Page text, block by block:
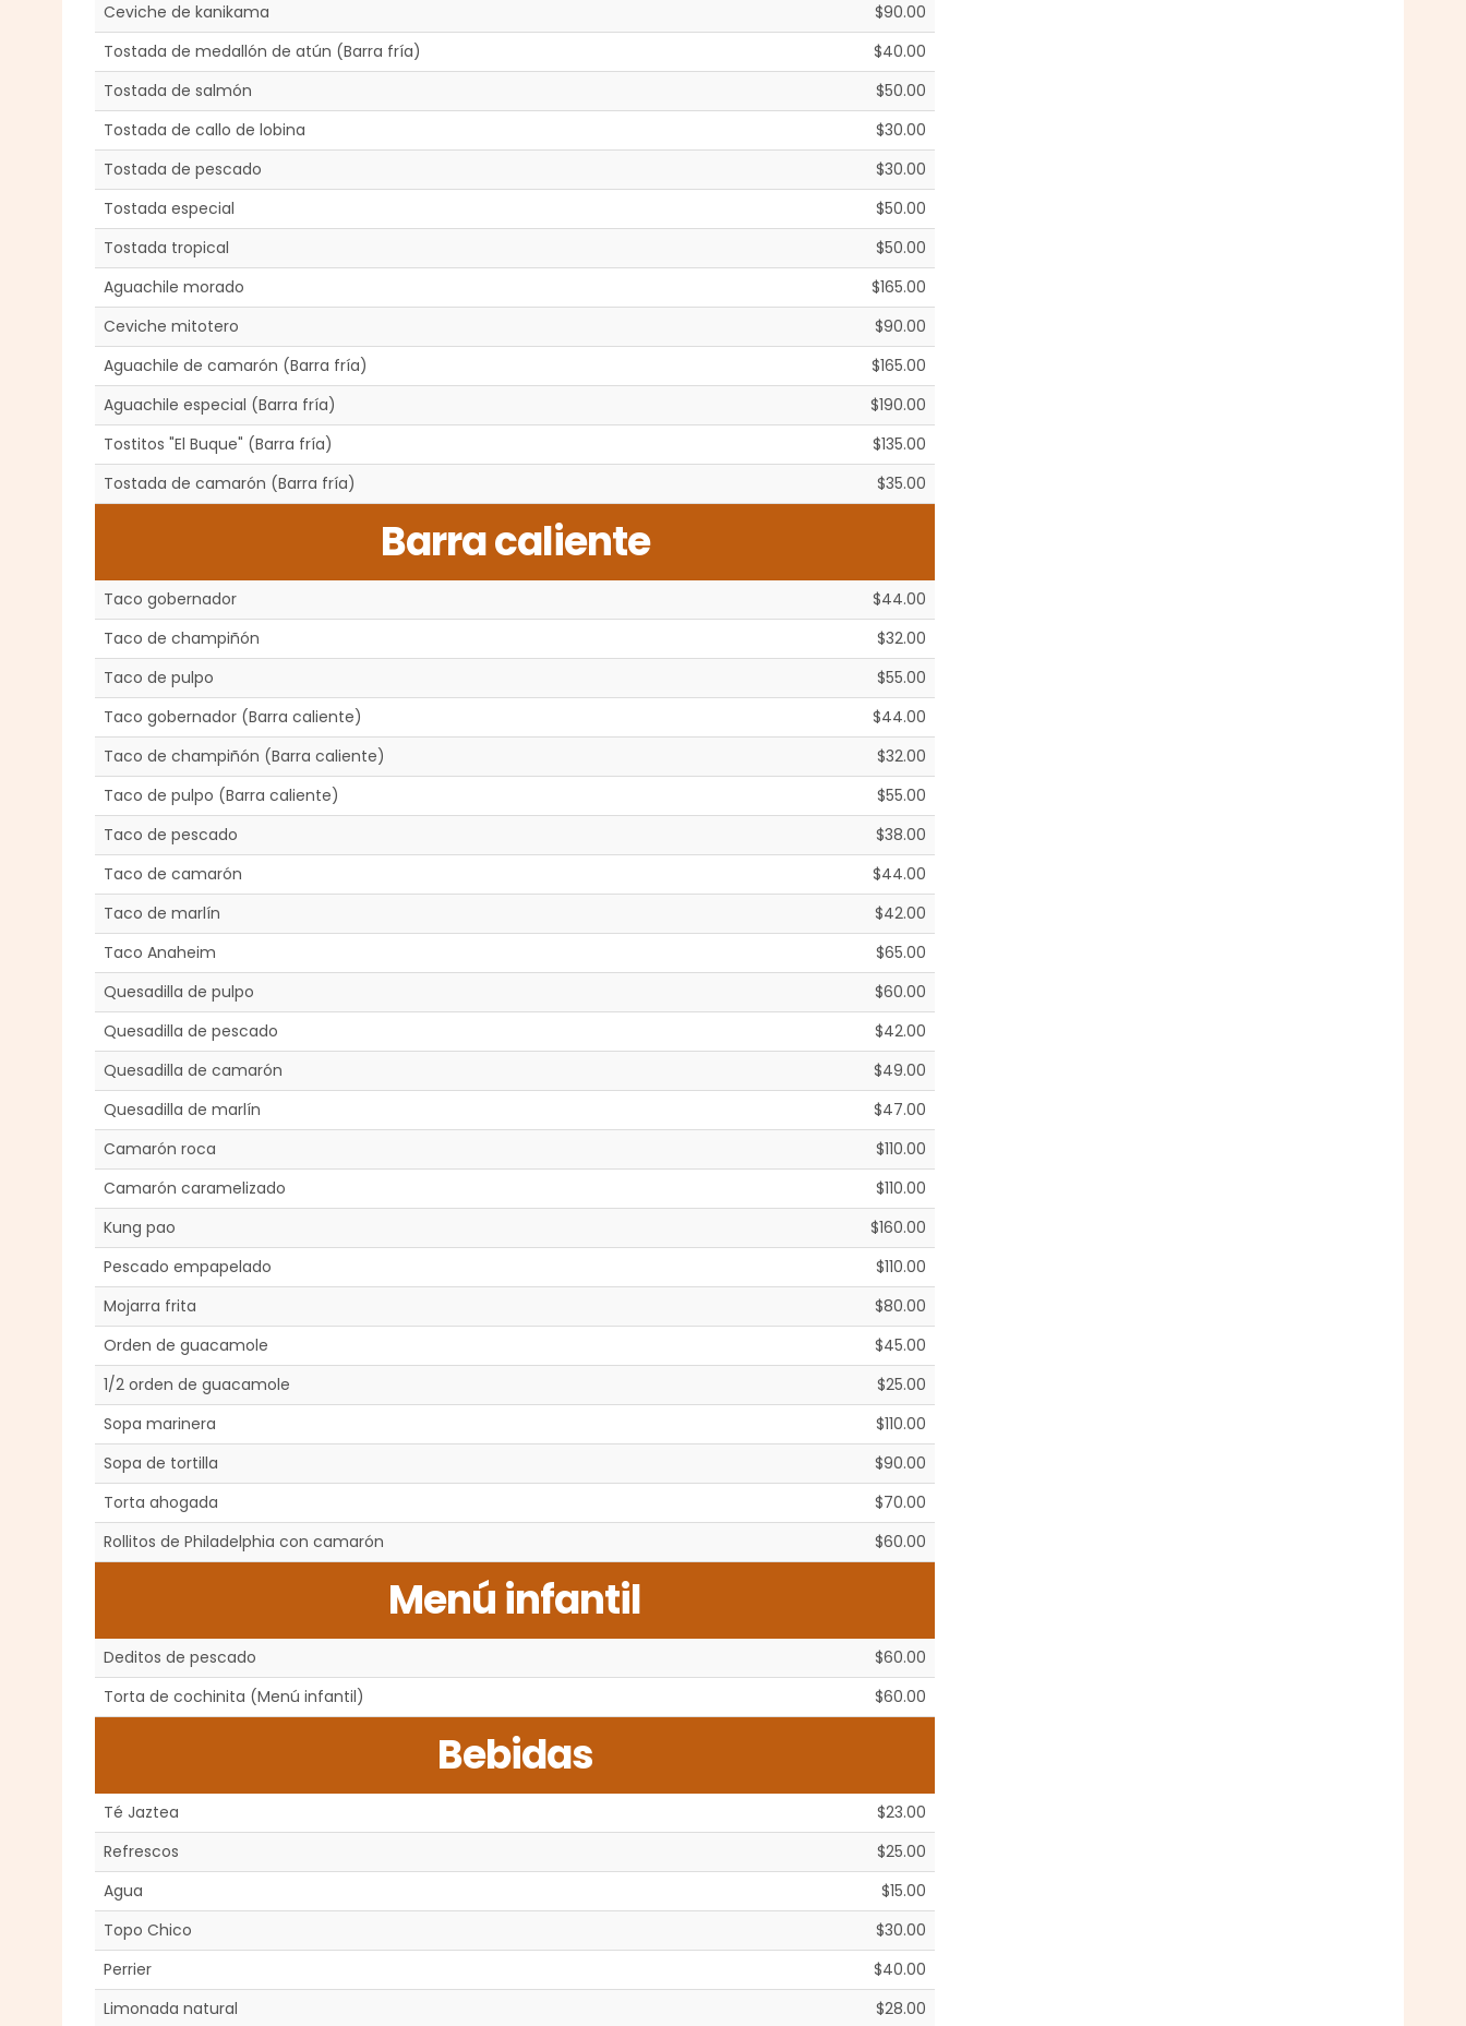
Ceviche de kanikama
$90.00
Tostada de medallón de atún (Barra fría)
$40.00
Tostada de salmón
$50.00
Tostada de callo de lobina
$30.00
Tostada de pescado
$30.00
Tostada especial
$50.00
Tostada tropical
$50.00
Aguachile morado
$165.00
Ceviche mitotero
$90.00
Aguachile de camarón (Barra fría)
$165.00
Aguachile especial (Barra fría)
$190.00
Tostitos "El Buque" (Barra fría)
$135.00
Tostada de camarón (Barra fría)
$35.00
Barra caliente
Taco gobernador
$44.00
Taco de champiñón
$32.00
Taco de pulpo
$55.00
Taco gobernador (Barra caliente)
$44.00
Taco de champiñón (Barra caliente)
$32.00
Taco de pulpo (Barra caliente)
$55.00
Taco de pescado
$38.00
Taco de camarón
$44.00
Taco de marlín
$42.00
Taco Anaheim
$65.00
Quesadilla de pulpo
$60.00
Quesadilla de pescado
$42.00
Quesadilla de camarón
$49.00
Quesadilla de marlín
$47.00
Camarón roca
$110.00
Camarón caramelizado
$110.00
Kung pao
$160.00
Pescado empapelado
$110.00
Mojarra frita
$80.00
Orden de guacamole
$45.00
1/2 orden de guacamole
$25.00
Sopa marinera
$110.00
Sopa de tortilla
$90.00
Torta ahogada
$70.00
Rollitos de Philadelphia con camarón
$60.00
Menú infantil
Deditos de pescado
$60.00
Torta de cochinita (Menú infantil)
$60.00
Bebidas
Té Jaztea
$23.00
Refrescos
$25.00
Agua
$15.00
Topo Chico
$30.00
Perrier
$40.00
Limonada natural
$28.00